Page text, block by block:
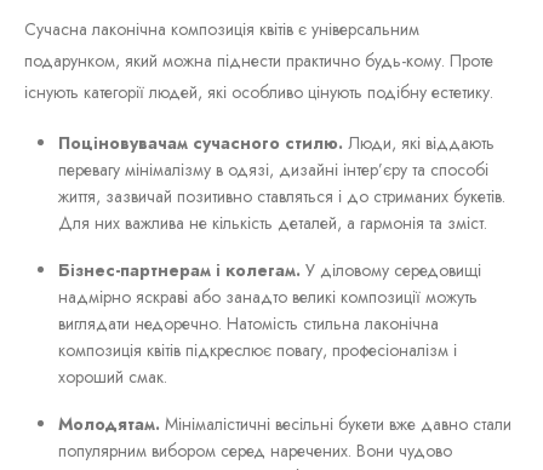
Сучасна лаконічна композиція квітів є універсальним
подарунком, який можна піднести практично будь-кому. Проте
існують категорії людей, які особливо цінують подібну естетику.
Поціновувачам сучасного стилю. Люди, які віддають
перевагу мінімалізму в одязі, дизайні інтер’єру та способі
життя, зазвичай позитивно ставляться і до стриманих букетів.
Для них важлива не кількість деталей, а гармонія та зміст.
Бізнес-партнерам і колегам. У діловому середовищі
надмірно яскраві або занадто великі композиції можуть
виглядати недоречно. Натомість стильна лаконічна
композиція квітів підкреслює повагу, професіоналізм і
хороший смак.
Молодятам. Мінімалістичні весільні букети вже давно стали
популярним вибором серед наречених. Вони чудово